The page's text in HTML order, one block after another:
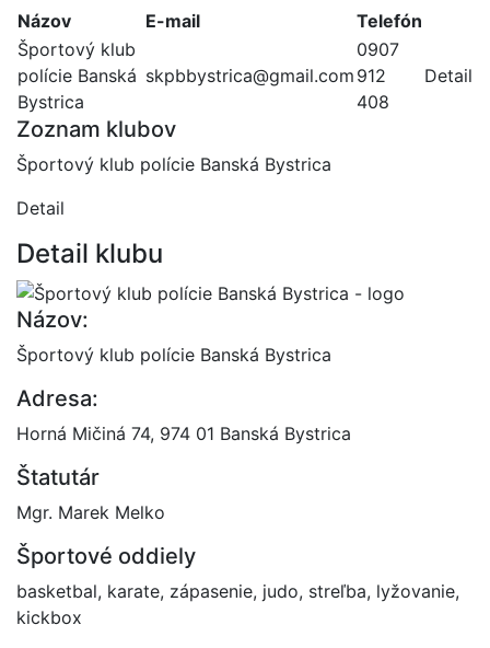
Názov E-mail
Telefón
Športový klub
polície Banská
Bystrica
skpbbystrica@gmail.com
0907
912
408
Detail
Zoznam klubov
Športový klub polície Banská Bystrica
Detail
Detail klubu
Názov:
Športový klub polície Banská Bystrica
Adresa:
Horná Mičiná 74, 974 01 Banská Bystrica
Štatutár
Mgr. Marek Melko
Športové oddiely
basketbal, karate, zápasenie, judo, streľba, lyžovanie,
kickbox